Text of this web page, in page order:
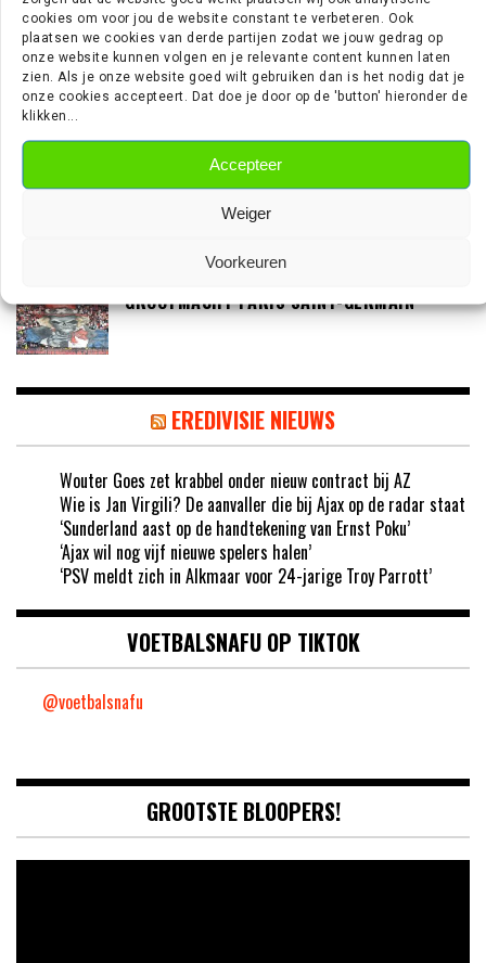
cookies om voor jou de website constant te verbeteren. Ook
plaatsen we cookies van derde partijen zodat we jouw gedrag op
onze website kunnen volgen en je relevante content kunnen laten
zien. Als je onze website goed wilt gebruiken dan is het nodig dat je
onze cookies accepteert. Dat doe je door op de 'button' hieronder de
klikken...
Accepteer
Weiger
Voorkeuren
‘LOUIS VAN GAAL BEREID OM IN GESPREK TE
GAAN MET DE KNVB’
‘TEUN KOOPMEINERS STAAT VOOR
AVONTUUR IN DE PREMIER LEAGUE’
‘AJAX IN GESPREK MET FRANSE
GROOTMACHT PARIS SAINT-GERMAIN’
EREDIVISIE NIEUWS
Wouter Goes zet krabbel onder nieuw contract bij AZ
Wie is Jan Virgili? De aanvaller die bij Ajax op de radar staat
‘Sunderland aast op de handtekening van Ernst Poku’
‘Ajax wil nog vijf nieuwe spelers halen’
‘PSV meldt zich in Alkmaar voor 24-jarige Troy Parrott’
VOETBALSNAFU OP TIKTOK
@voetbalsnafu
GROOTSTE BLOOPERS!